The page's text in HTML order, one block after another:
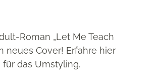
Roman „Let Me Teach
neues Cover! Erfahre hier
für das Umstyling.